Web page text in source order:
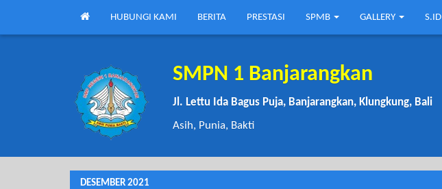
HUBUNGI KAMI BERITA PRESTASI SPMB GALLERY S.ID
SMPN 1 Banjarangkan
Jl. Lettu Ida Bagus Puja, Banjarangkan, Klungkung, Bali
Asih, Punia, Bakti
DESEMBER 2021